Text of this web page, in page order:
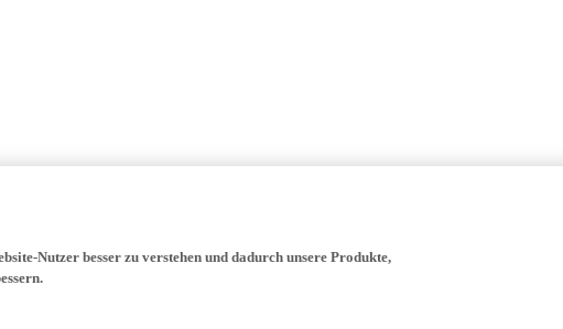
Nutzer besser zu verstehen und dadurch unsere Produkte,